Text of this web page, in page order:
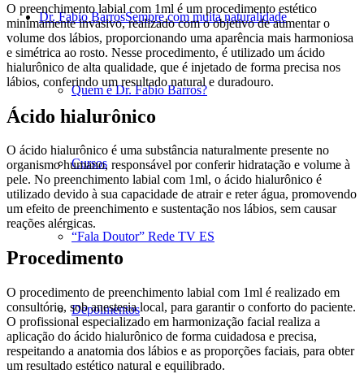
Dr. Fabio BarrosSempre com muita naturalidade
Quem é Dr. Fabio Barros?
Cursos
“Fala Doutor” Rede TV ES
Depoimentos
O preenchimento labial com 1ml é um procedimento estético
minimamente invasivo, realizado com o objetivo de aumentar o
volume dos lábios, proporcionando uma aparência mais harmoniosa
e simétrica ao rosto. Nesse procedimento, é utilizado um ácido
hialurônico de alta qualidade, que é injetado de forma precisa nos
lábios, conferindo um resultado natural e duradouro.
Ácido hialurônico
O ácido hialurônico é uma substância naturalmente presente no
organismo humano, responsável por conferir hidratação e volume à
pele. No preenchimento labial com 1ml, o ácido hialurônico é
utilizado devido à sua capacidade de atrair e reter água, promovendo
um efeito de preenchimento e sustentação nos lábios, sem causar
reações alérgicas.
Procedimento
O procedimento de preenchimento labial com 1ml é realizado em
consultório, sob anestesia local, para garantir o conforto do paciente.
O profissional especializado em harmonização facial realiza a
aplicação do ácido hialurônico de forma cuidadosa e precisa,
respeitando a anatomia dos lábios e as proporções faciais, para obter
um resultado estético natural e equilibrado.